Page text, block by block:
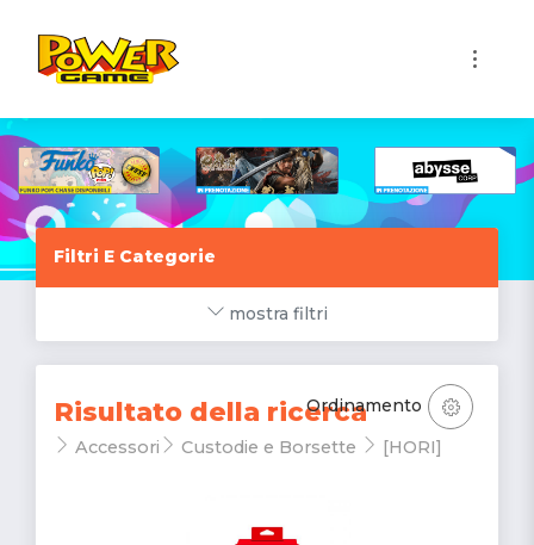
Filtri E Categorie
mostra filtri
Risultato della ricerca
Accessori Custodie e Borsette [HORI]
Ordinamento